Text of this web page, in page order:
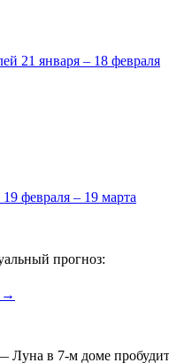
21 января – 18 февраля
19 февраля – 19 марта
прогноз:
→
Луна в 7-м доме